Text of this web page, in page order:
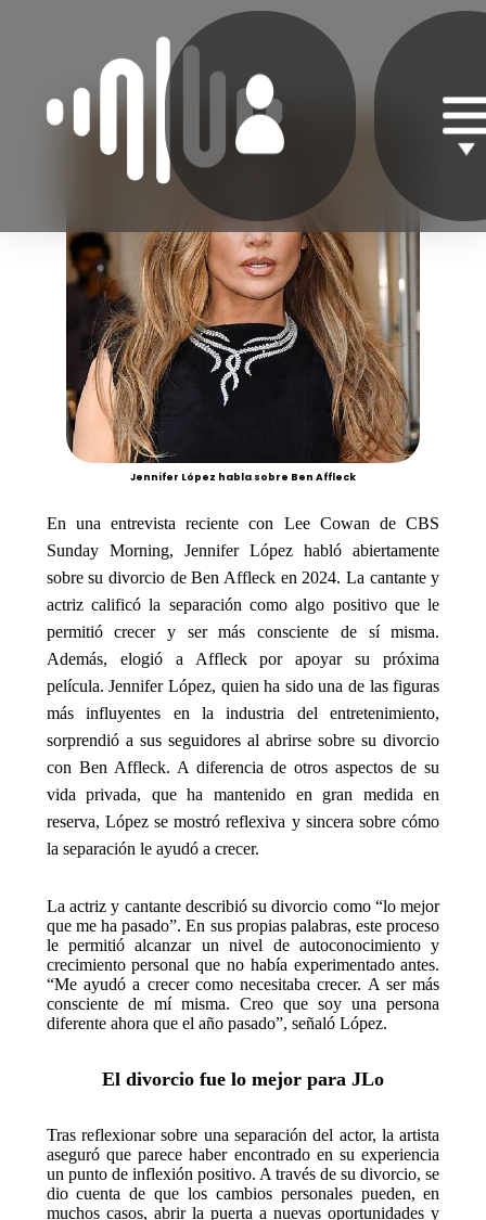
Jennifer López habla sobre Ben Affleck
En una entrevista reciente con Lee Cowan de CBS
Sunday Morning, Jennifer López habló abiertamente
sobre su divorcio de Ben Affleck en 2024. La cantante y
actriz calificó la separación como algo positivo que le
permitió crecer y ser más consciente de sí misma.
Además, elogió a Affleck por apoyar su próxima
película. Jennifer López, quien ha sido una de las figuras
más influyentes en la industria del entretenimiento,
sorprendió a sus seguidores al abrirse sobre su divorcio
con Ben Affleck. A diferencia de otros aspectos de su
vida privada, que ha mantenido en gran medida en
reserva, López se mostró reflexiva y sincera sobre cómo
la separación le ayudó a crecer.
La actriz y cantante describió su divorcio como “lo mejor
que me ha pasado”. En sus propias palabras, este proceso
le permitió alcanzar un nivel de autoconocimiento y
crecimiento personal que no había experimentado antes.
“Me ayudó a crecer como necesitaba crecer. A ser más
consciente de mí misma. Creo que soy una persona
diferente ahora que el año pasado”, señaló López.
El divorcio fue lo mejor para JLo
Tras reflexionar sobre una separación del actor, la artista
aseguró que parece haber encontrado en su experiencia
un punto de inflexión positivo. A través de su divorcio, se
dio cuenta de que los cambios personales pueden, en
muchos casos, abrir la puerta a nuevas oportunidades y